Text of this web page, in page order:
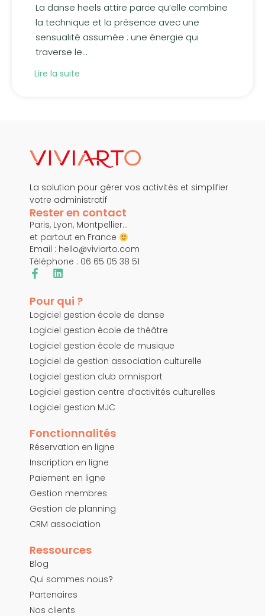
La danse heels attire parce qu’elle combine
la technique et la présence avec une
sensualité assumée : une énergie qui
traverse le...
Lire la suite
La solution pour gérer vos activités et simplifier
votre administratif
Rester en contact
Paris, Lyon, Montpellier…
et partout en France
Email : hello@viviarto.com
Téléphone : 06 65 05 38 51
Pour qui ?
Logiciel gestion école de danse
Logiciel gestion école de théâtre
Logiciel gestion école de musique
Logiciel de gestion association culturelle
Logiciel gestion club omnisport
Logiciel gestion centre d’activités culturelles
Logiciel gestion MJC
Fonctionnalités
Réservation en ligne
Inscription en ligne
Paiement en ligne
Gestion membres
Gestion de planning
CRM association
Ressources
Blog
Qui sommes nous?
Partenaires
Nos clients